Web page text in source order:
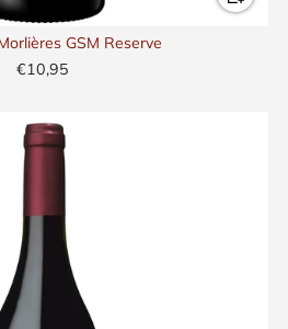
GSM Reserve
€10,95